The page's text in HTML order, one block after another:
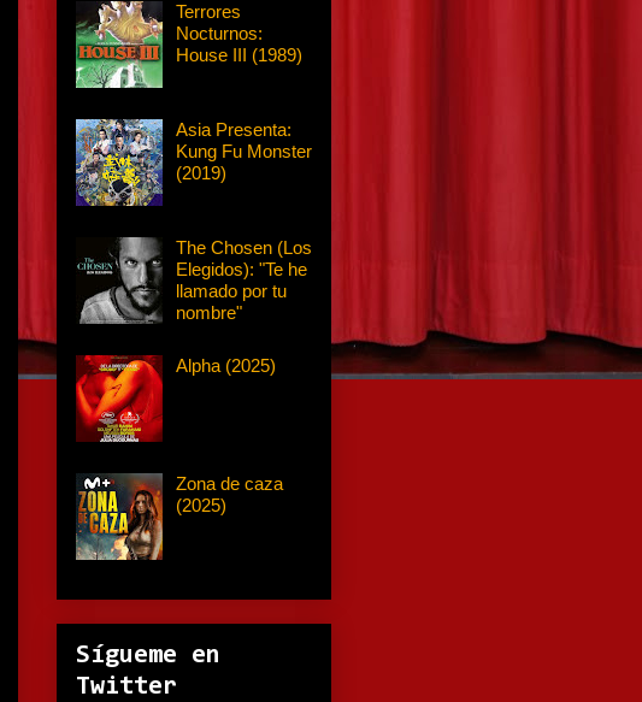
Terrores
Nocturnos:
House III (1989)
Asia Presenta:
Kung Fu Monster
(2019)
The Chosen (Los
Elegidos): "Te he
llamado por tu
nombre"
Alpha (2025)
Zona de caza
(2025)
Sígueme en
Twitter